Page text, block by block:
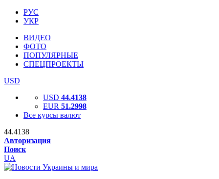
РУС
УКР
ВИДЕО
ФОТО
ПОПУЛЯРНЫЕ
СПЕЦПРОЕКТЫ
USD
USD 44.4138
EUR 51.2998
Все курсы валют
44.4138
Авторизация
Поиск
UA